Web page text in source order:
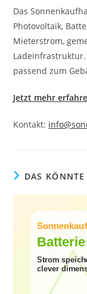
Das
Photovoltaik,
Mieterstrom,
passend zum
Jetzt mehr
Kontakt:
DAS